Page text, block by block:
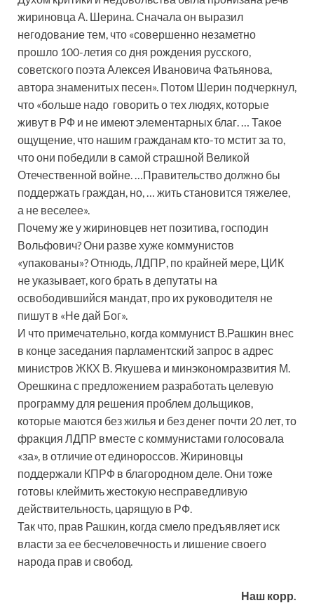
жириновца А. Шерина. Сначала он выразил
негодование тем, что «совершенно незаметно
прошло 100-летия со дня рождения русского,
советского поэта Алексея Ивановича Фатьянова,
автора знаменитых песен». Потом Шерин подчеркнул,
что «больше надо говорить о тех людях, которые
живут в РФ и не имеют элементарных благ. … Такое
ощущение, что нашим гражданам кто-то мстит за то,
что они победили в самой страшной Великой
Отечественной войне. …Правительство должно бы
поддержать граждан, но, … жить становится тяжелее,
а не веселее».
Почему же у жириновцев нет позитива, господин
Вольфович? Они разве хуже коммунистов
«упакованы»? Отнюдь, ЛДПР, по крайней мере, ЦИК
не указывает, кого брать в депутаты на
освободившийся мандат, про их руководителя не
пишут в «Не дай Бог».
И что примечательно, когда коммунист В.Рашкин внес
в конце заседания парламентский запрос в адрес
министров ЖКХ В. Якушева и минэкономразвития М.
Орешкина с предложением разработать целевую
программу для решения проблем дольщиков,
которые маются без жилья и без денег почти 20 лет, то
фракция ЛДПР вместе с коммунистами голосовала
«за», в отличие от единороссов. Жириновцы
поддержали КПРФ в благородном деле. Они тоже
готовы клеймить жестокую несправедливую
действительность, царящую в РФ.
Так что, прав Рашкин, когда смело предъявляет иск
власти за ее бесчеловечность и лишение своего
народа прав и свобод.
Наш корр.